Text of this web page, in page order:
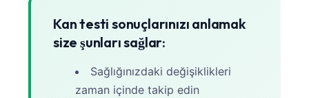
Kan testi sonuçlarınızı anlamak
size şunları sağlar:
Sağlığınızdaki değişiklikleri
zaman içinde takip edin